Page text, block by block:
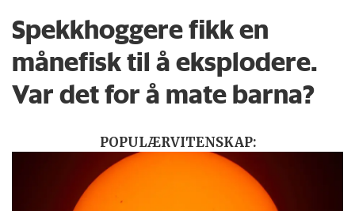
Spekkhoggere fikk en
månefisk til å eksplodere.
Var det for å mate barna?
POPULÆRVITENSKAP: